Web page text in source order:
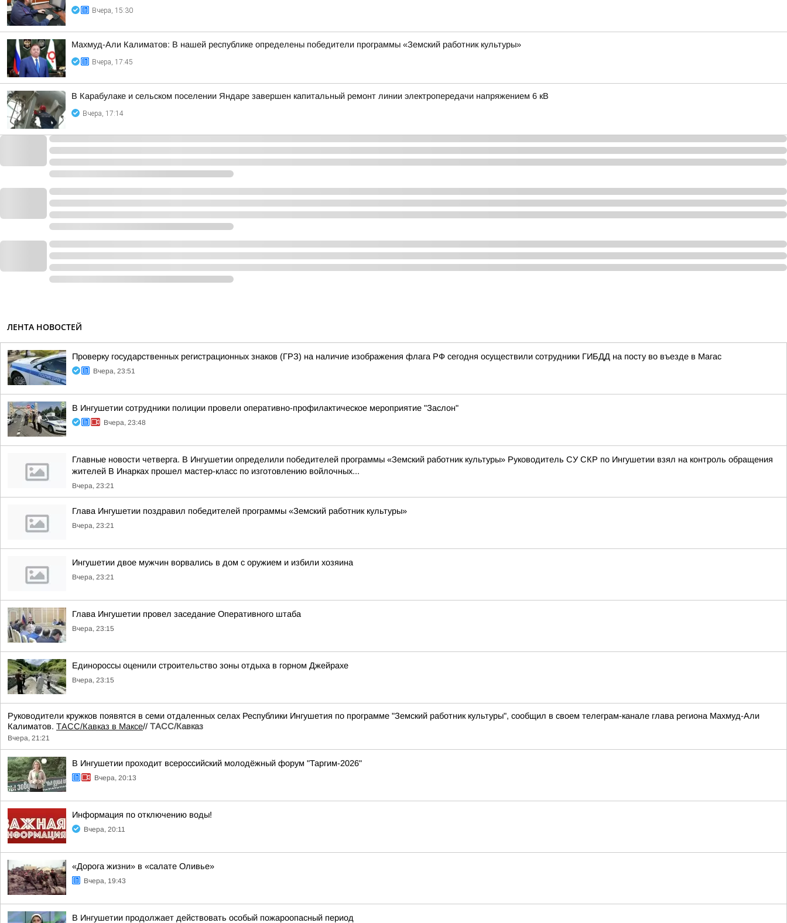
Вчера, 15:30
Махмуд-Али Калиматов: В нашей республике определены победители программы «Земский работник культуры»
Вчера, 17:45
В Карабулаке и сельском поселении Яндаре завершен капитальный ремонт линии электропередачи напряжением 6 кВ
Вчера, 17:14
ЛЕНТА НОВОСТЕЙ
Проверку государственных регистрационных знаков (ГРЗ) на наличие изображения флага РФ сегодня осуществили сотрудники ГИБДД на посту во въезде в Магас
Вчера, 23:51
В Ингушетии сотрудники полиции провели оперативно-профилактическое мероприятие "Заслон"
Вчера, 23:48
Главные новости четверга. В Ингушетии определили победителей программы «Земский работник культуры» Руководитель СУ СКР по Ингушетии взял на контроль обращения
жителей В Инарках прошел мастер-класс по изготовлению войлочных...
Вчера, 23:21
Глава Ингушетии поздравил победителей программы «Земский работник культуры»
Вчера, 23:21
Ингушетии двое мужчин ворвались в дом с оружием и избили хозяина
Вчера, 23:21
Глава Ингушетии провел заседание Оперативного штаба
Вчера, 23:15
Единороссы оценили строительство зоны отдыха в горном Джейрахе
Вчера, 23:15
Руководители кружков появятся в семи отдаленных селах Республики Ингушетия по программе "Земский работник культуры", сообщил в своем телеграм-канале глава региона Махмуд-Али
Калиматов. ТАСС/Кавказ в Максе// ТАСС/Кавказ
Вчера, 21:21
В Ингушетии проходит всероссийский молодёжный форум "Таргим-2026"
Вчера, 20:13
Информация по отключению воды!
Вчера, 20:11
«Дорога жизни» в «салате Оливье»
Вчера, 19:43
В Ингушетии продолжает действовать особый пожароопасный период